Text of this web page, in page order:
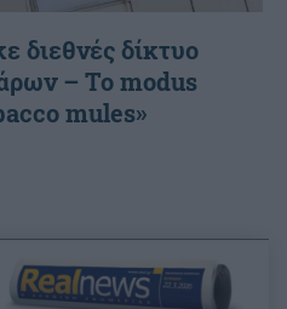
δίκτυο
– Το modus
mules»